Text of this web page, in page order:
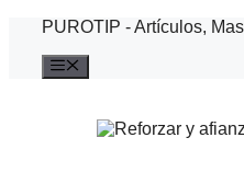
Saltar
contenido
PUROTIP - Artículos,